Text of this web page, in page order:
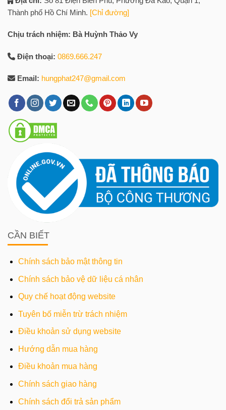
Thành phố Hồ Chí Minh. [Chỉ đường]
Chịu trách nhiệm: Bà Huỳnh Thảo Vy
Điện thoại: 0869.666.247
Email: hungphat247@gmail.com
CẦN BIẾT
Chính sách bảo mật thông tin
Chính sách bảo vệ dữ liệu cá nhân
Quy chế hoạt động website
Tuyên bố miễn trừ trách nhiệm
Điều khoản sử dụng website
Hướng dẫn mua hàng
Điều khoản mua hàng
Chính sách giao hàng
Chính sách đổi trả sản phẩm